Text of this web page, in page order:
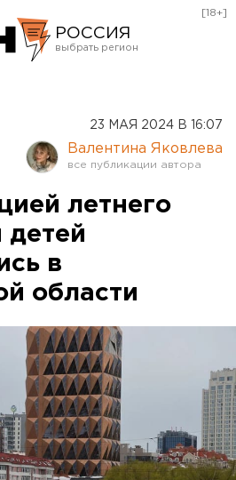
РОССИЯ
Оренбург
[18+]
23 МАЯ 2024 В 16:07
Валентина Яковлева
летнего
детей
в
области